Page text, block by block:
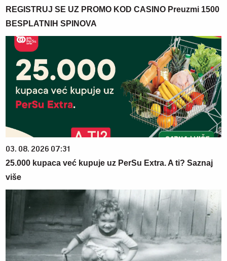
REGISTRUJ SE UZ PROMO KOD CASINO Preuzmi 1500
BESPLATNIH SPINOVA
03. 08. 2026 07:31
25.000 kupaca već kupuje uz PerSu Extra. A ti? Saznaj
više